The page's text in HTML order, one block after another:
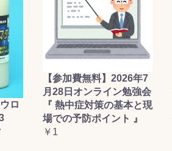
む
ロ
【参加費無料】2026年7
月28日オンライン勉強会
『 熱中症対策の基本と現
場での予防ポイント 』
￥1